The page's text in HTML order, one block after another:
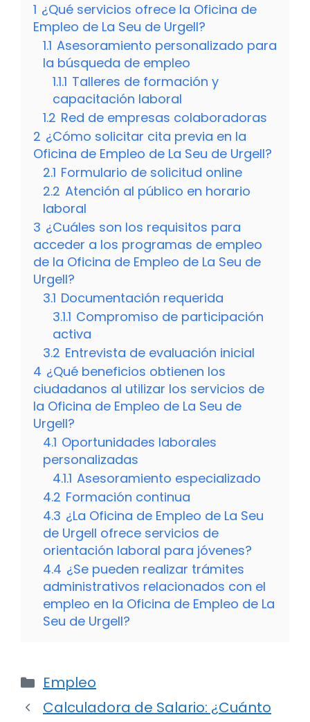
1 ¿Qué servicios ofrece la Oficina de
Empleo de La Seu de Urgell?
1.1 Asesoramiento personalizado para
la búsqueda de empleo
1.1.1 Talleres de formación y
capacitación laboral
1.2 Red de empresas colaboradoras
2 ¿Cómo solicitar cita previa en la
Oficina de Empleo de La Seu de Urgell?
2.1 Formulario de solicitud online
2.2 Atención al público en horario
laboral
3 ¿Cuáles son los requisitos para
acceder a los programas de empleo
de la Oficina de Empleo de La Seu de
Urgell?
3.1 Documentación requerida
3.1.1 Compromiso de participación
activa
3.2 Entrevista de evaluación inicial
4 ¿Qué beneficios obtienen los
ciudadanos al utilizar los servicios de
la Oficina de Empleo de La Seu de
Urgell?
4.1 Oportunidades laborales
personalizadas
4.1.1 Asesoramiento especializado
4.2 Formación continua
4.3 ¿La Oficina de Empleo de La Seu
de Urgell ofrece servicios de
orientación laboral para jóvenes?
4.4 ¿Se pueden realizar trámites
administrativos relacionados con el
empleo en la Oficina de Empleo de La
Seu de Urgell?
Categorías
Empleo
Calculadora de Salario: ¿Cuánto